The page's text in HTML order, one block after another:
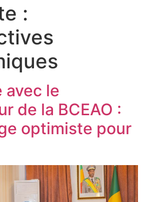
:
avec le
de la BCEAO :
optimiste pour